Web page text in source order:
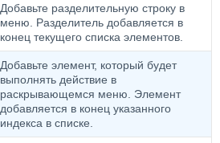
Добавьте разделительную строку в
меню. Разделитель добавляется в
конец текущего списка элементов.
Добавьте элемент, который будет
выполнять действие в
раскрывающемся меню. Элемент
добавляется в конец указанного
индекса в списке.